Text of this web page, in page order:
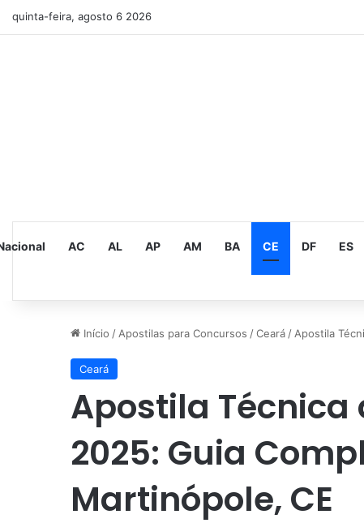
quinta-feira, agosto 6 2026
AC AL AP AM BA CE DF ES
Início / Apostilas para Concursos /Ceará / Apostila
Ceará
Apostila Técnica
2025: Guia
Martinópole, CE